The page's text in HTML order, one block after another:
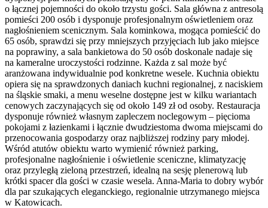
o łącznej pojemności do około trzystu gości. Sala główna z antresolą
pomieści 200 osób i dysponuje profesjonalnym oświetleniem oraz
nagłośnieniem scenicznym. Sala kominkowa, mogąca pomieścić do
65 osób, sprawdzi się przy mniejszych przyjęciach lub jako miejsce
na poprawiny, a sala bankietowa do 50 osób doskonale nadaje się
na kameralne uroczystości rodzinne. Każda z sal może być
aranżowana indywidualnie pod konkretne wesele. Kuchnia obiektu
opiera się na sprawdzonych daniach kuchni regionalnej, z naciskiem
na śląskie smaki, a menu weselne dostępne jest w kilku wariantach
cenowych zaczynających się od około 149 zł od osoby. Restauracja
dysponuje również własnym zapleczem noclegowym – pięcioma
pokojami z łazienkami i łącznie dwudziestoma dwoma miejscami do
przenocowania gospodarzy oraz najbliższej rodziny pary młodej.
Wśród atutów obiektu warto wymienić również parking,
profesjonalne nagłośnienie i oświetlenie sceniczne, klimatyzację
oraz przyległą zieloną przestrzeń, idealną na sesję plenerową lub
krótki spacer dla gości w czasie wesela. Anna-Maria to dobry wybór
dla par szukających eleganckiego, regionalnie utrzymanego miejsca
w Katowicach.